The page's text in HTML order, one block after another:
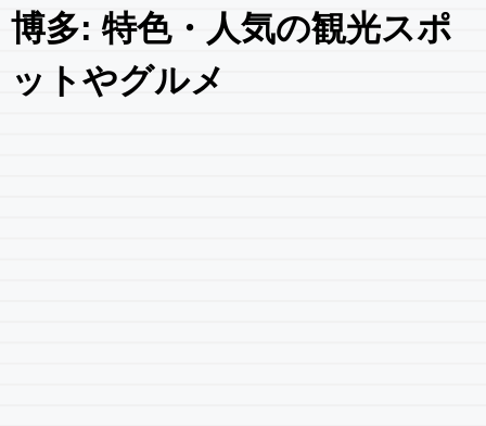
博多: 特色・人気の観光スポ
ットやグルメ